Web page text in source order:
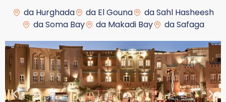
da Hurghada da El Gouna
da Sahl Hasheesh
da Soma Bay
da Makadi Bay da Safaga